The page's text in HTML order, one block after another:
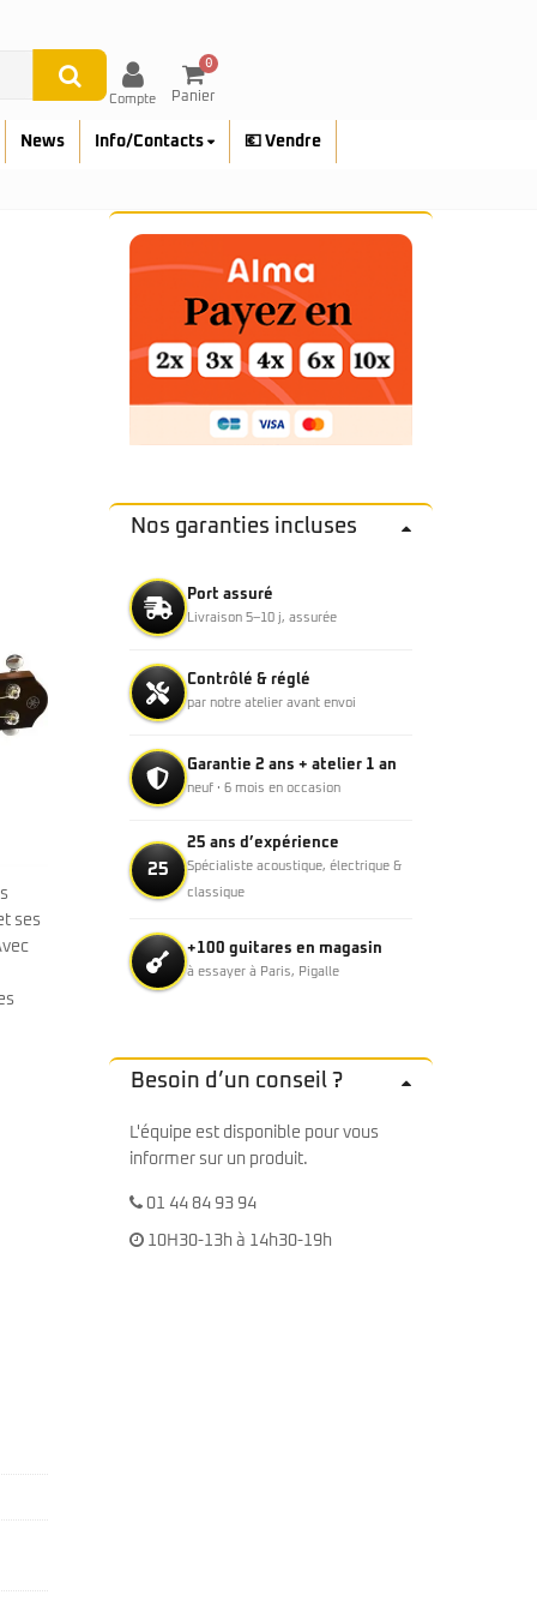
Compte
0
Panier
News Info/Contacts 💶 Vendre
ses
Nos garanties incluses
Port assuré
Livraison 5–10 j, assurée
Contrôlé & réglé
par notre atelier avant envoi
Garantie 2 ans + atelier 1 an
neuf · 6 mois en occasion
25
25 ans d’expérience
Spécialiste acoustique, électrique &
classique
+100 guitares en magasin
à essayer à Paris, Pigalle
Besoin d’un conseil ?
L'équipe est disponible pour vous
informer sur un produit.
01 44 84 93 94
10H30-13h à 14h30-19h